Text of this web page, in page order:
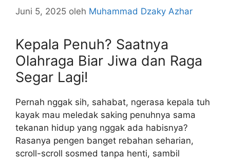
Juni 5, 2025 oleh Muhammad Dzaky Azhar
Kepala Penuh? Saatnya
Olahraga Biar Jiwa dan Raga
Segar Lagi!
Pernah nggak sih, sahabat, ngerasa kepala tuh
kayak mau meledak saking penuhnya sama
tekanan hidup yang nggak ada habisnya?
Rasanya pengen banget rebahan seharian,
scroll-scroll sosmed tanpa henti, sambil